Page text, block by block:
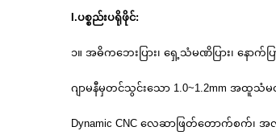
I.ပစ္စည်းပရိုဖိုင်:
၁။ အဓိကဘေးပြား၊ ရှေ့သံမဏိပြား၊ နေ
ဂျာမနီမှတင်သွင်းသော 1.0~1.2mm အထူသံမဏိ
Dynamic CNC လေဆာဖြတ်တောက်စက်၊ အ